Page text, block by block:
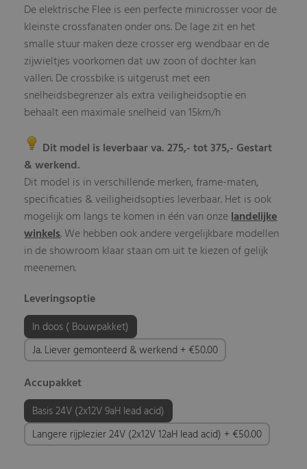
De elektrische Flee is een perfecte minicrosser voor de
kleinste crossfanaten onder ons. De lage zit en het
smalle stuur maken deze crosser erg wendbaar en de
zijwieltjes voorkomen dat uw zoon of dochter kan
vallen. De crossbike is uitgerust met een
snelheidsbegrenzer als extra veiligheidsoptie en
behaalt een maximale snelheid van 15km/h
Dit model is leverbaar va. 275,- tot 375,- Gestart
& werkend.
Dit model is in verschillende merken, frame-maten,
specificaties & veiligheidsopties leverbaar. Het is ook
mogelijk om langs te komen in één van onzelandelijke
winkels. We hebben ook andere vergelijkbare modellen
in de showroom klaar staan om uit te kiezen of gelijk
meenemen.
Leveringsoptie
In doos ( Bouwpakket)
Ja. Liever gemonteerd & werkend + €50.00
Accupakket
Basis 24V (2x12V 9aH lead acid)
Langere rijplezier 24V (2x12V 12aH lead acid) + €50.00